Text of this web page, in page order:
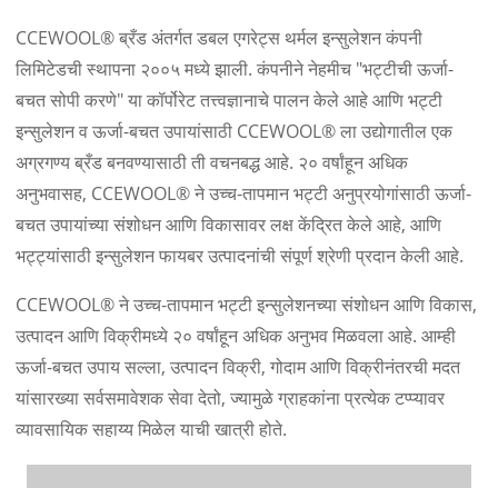
CCEWOOL® ब्रँड अंतर्गत डबल एगरेट्स थर्मल इन्सुलेशन कंपनी
लिमिटेडची स्थापना २००५ मध्ये झाली. कंपनीने नेहमीच "भट्टीची ऊर्जा-
बचत सोपी करणे" या कॉर्पोरेट तत्त्वज्ञानाचे पालन केले आहे आणि भट्टी
इन्सुलेशन व ऊर्जा-बचत उपायांसाठी CCEWOOL® ला उद्योगातील एक
अग्रगण्य ब्रँड बनवण्यासाठी ती वचनबद्ध आहे. २० वर्षांहून अधिक
अनुभवासह, CCEWOOL® ने उच्च-तापमान भट्टी अनुप्रयोगांसाठी ऊर्जा-
बचत उपायांच्या संशोधन आणि विकासावर लक्ष केंद्रित केले आहे, आणि
भट्ट्यांसाठी इन्सुलेशन फायबर उत्पादनांची संपूर्ण श्रेणी प्रदान केली आहे.
CCEWOOL® ने उच्च-तापमान भट्टी इन्सुलेशनच्या संशोधन आणि विकास,
उत्पादन आणि विक्रीमध्ये २० वर्षांहून अधिक अनुभव मिळवला आहे. आम्ही
ऊर्जा-बचत उपाय सल्ला, उत्पादन विक्री, गोदाम आणि विक्रीनंतरची मदत
यांसारख्या सर्वसमावेशक सेवा देतो, ज्यामुळे ग्राहकांना प्रत्येक टप्प्यावर
व्यावसायिक सहाय्य मिळेल याची खात्री होते.